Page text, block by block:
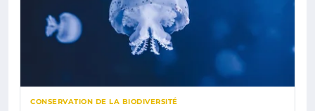
CONSERVATION DE LA BIODIVERSITÉ